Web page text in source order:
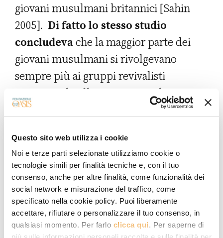
Questo sito web utilizza i cookie
Noi e terze parti selezionate utilizziamo cookie o
tecnologie simili per finalità tecniche e, con il tuo
consenso, anche per altre finalità, come funzionalità dei
social network e misurazione del traffico, come
specificato nella cookie policy. Puoi liberamente
accettare, rifiutare o personalizzare il tuo consenso, in
qualsiasi momento. Per farlo clicca qui. Per saperne di
giovani musulmani britannici [Sahin
2005]. Di fatto lo stesso studio
concludevache la maggior parte dei
giovani musulmani si rivolgevano
sempre più ai gruppi revivalisti
operanti a livello internazionale e
politicamente connotati, pronti a
musulmani, in particolare, si sentivano
sempre più estranei alla cultura
religiosa tradizionale ricevuta a casa o
alla moschea e respinti dalla più ampia,
ma escludente, società secolare. Alla
fine degli anni ’80 e ’90 le